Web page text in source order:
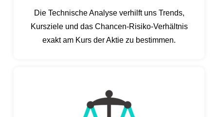
Die Technische Analyse verhilft uns Trends,
Kursziele und das Chancen-Risiko-Verhältnis
exakt am Kurs der Aktie zu bestimmen.